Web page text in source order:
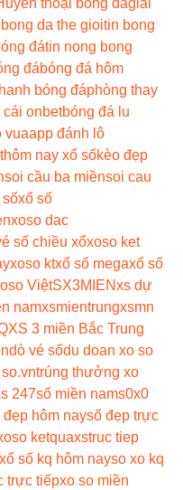
thoại bóng đágiải
da the gioitin bong
đátin nong bong
đábóng đá hôm
bóng đáphòng thay
cái onbetbóng đá lu
vuaapp đánh lô
hôm nay xổ sốkèo đẹp
soi cầu ba miềnsoi cau
xổ số
xoso dac
số chiều xổxoso ket
xoso ktxổ số megaxổ số
ViệtSX3MIENxs dự
namxsmientrungxsmn
3 miền Bắc Trung
dò vé sốdu doan xo so
trúng thưởng xo
247số miền nams0x0
đẹp hôm naysố đẹp trực
ketquaxstruc tiep
xổ số kq hôm nayso xo kq
trực tiếpxo so miền